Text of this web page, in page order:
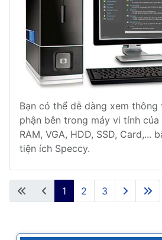
Bạn có thể dễ dàng xem thông
phận bên trong máy vi tính của
RAM, VGA, HDD, SSD, Card,...
tiện ích Speccy.
1 2 3